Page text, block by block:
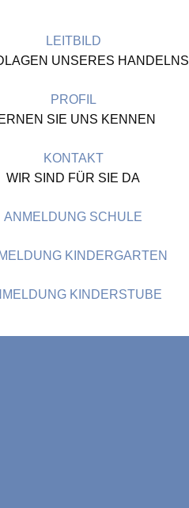
LEITBILD
UNSERES HANDELNS
PROFIL
SIE UNS KENNEN
KONTAKT
WIR SIND FÜR SIE DA
ANMELDUNG SCHULE
KINDERGARTEN
KINDERSTUBE